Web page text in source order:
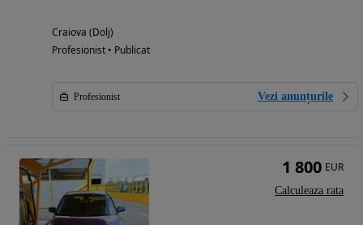
Craiova (Dolj)
Profesionist • Publicat
Profesionist Vezi anunțurile
1 800 EUR
Calculeaza rata